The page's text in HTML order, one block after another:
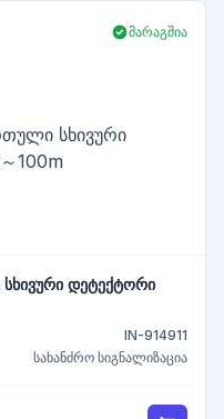
მარაგშია
დეტექტორი
IN-914911
სახანძრო სიგნალიზაცია